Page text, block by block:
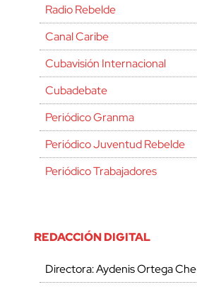
Radio Rebelde
Canal Caribe
Cubavisión Internacional
Cubadebate
Periódico Granma
Periódico Juventud Rebelde
Periódico Trabajadores
REDACCIÓN DIGITAL
Directora: Aydenis Ortega Che